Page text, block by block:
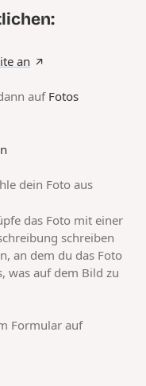
an
auf Fotos
dein Foto aus
das Foto mit einer
schreiben
an dem du das Foto
was auf dem Bild zu
Formular auf